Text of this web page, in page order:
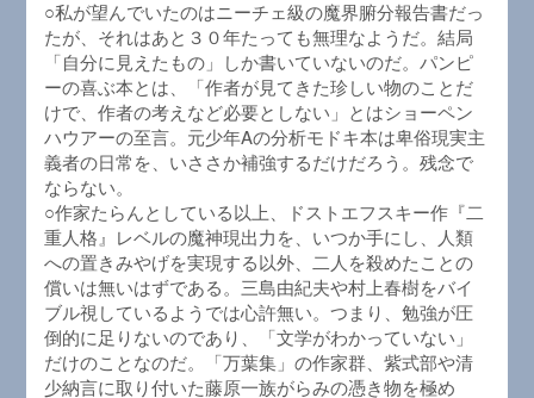
○私が望んでいたのはニーチェ級の魔界腑分報告書だっ
たが、それはあと３０年たっても無理なようだ。結局
「自分に見えたもの」しか書いていないのだ。パンピ
ーの喜ぶ本とは、「作者が見てきた珍しい物のことだ
けで、作者の考えなど必要としない」とはショーペン
ハウアーの至言。元少年Aの分析モドキ本は卑俗現実主
義者の日常を、いささか補強するだけだろう。残念で
ならない。
○作家たらんとしている以上、ドストエフスキー作『二
重人格』レベルの魔神現出力を、いつか手にし、人類
への置きみやげを実現する以外、二人を殺めたことの
償いは無いはずである。三島由紀夫や村上春樹をバイ
ブル視しているようでは心許無い。つまり、勉強が圧
倒的に足りないのであり、「文学がわかっていない」
だけのことなのだ。「万葉集」の作家群、紫式部や清
少納言に取り付いた藤原一族がらみの憑き物を極め